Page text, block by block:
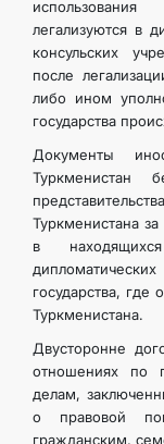
легализуются в
консульских
после
либо ином
государства
Документы
Туркменистан
Туркменистана
в
дипломатических
государства,
Туркменистана.
Двусторонне
отношениях по
делам,
о правовой
гражданским,